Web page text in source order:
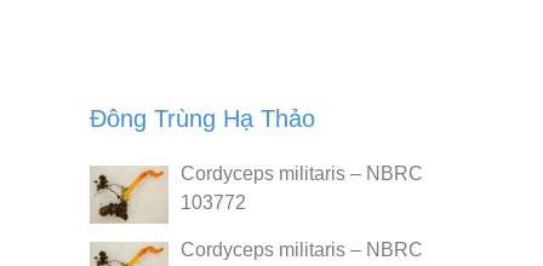
Đông Trùng Hạ Thảo
Cordyceps militaris – NBRC
103772
Cordyceps militaris – NBRC